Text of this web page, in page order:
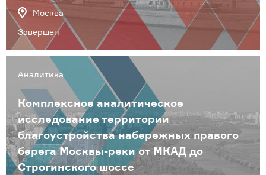
Москва
Завершен
Аналитика
Комплексное аналитическое
исследование территории
благоустройства набережных правого
берега Москвы-реки от МКАД до
Строгинского шоссе